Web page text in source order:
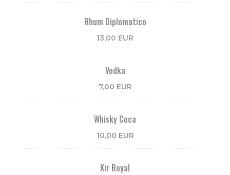
Rhum Diplomatico
13,00 EUR
Vodka
7,00 EUR
Whisky Coca
10,00 EUR
Kir Royal